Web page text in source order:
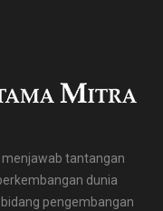
menjawab tantangan
dunia
pengembangan